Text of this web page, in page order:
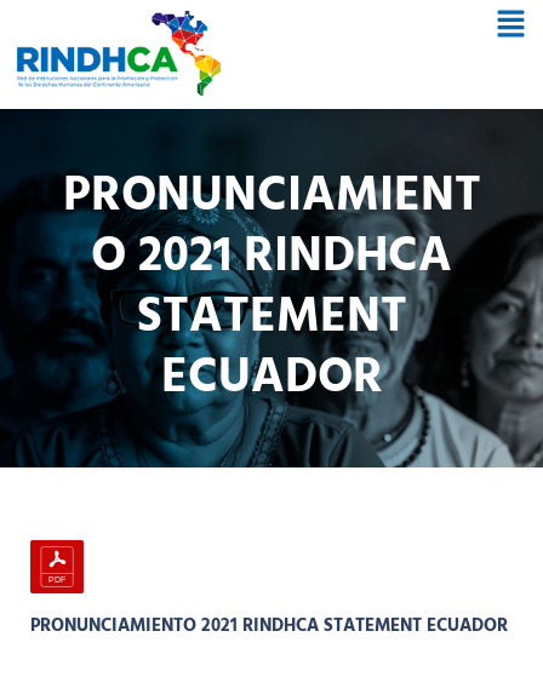
PRONUNCIAMIENT
O 2021 RINDHCA
STATEMENT
ECUADOR
PRONUNCIAMIENTO 2021 RINDHCA STATEMENT ECUADOR